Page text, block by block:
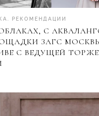
РЕКОМЕНДАЦИИ
С
ЗАГС
С ВЕДУЩЕЙ